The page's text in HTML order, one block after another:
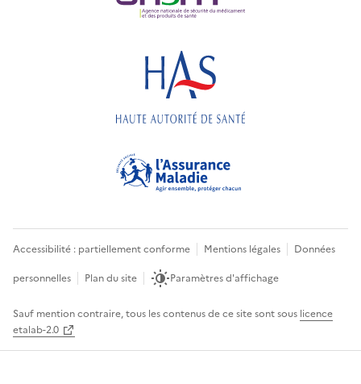
Accessibilité : partiellement conforme Mentions légales
Données
personnelles
Plan du site Paramètres d'affichage
Sauf mention contraire, tous les contenus de ce site sont sous licence
etalab-2.0